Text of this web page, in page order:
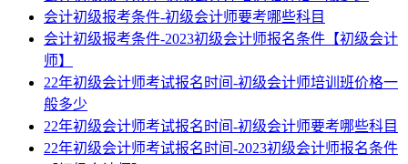
会计初级报考条件-初级会计师要考哪些科目
会计初级报考条件-2023初级会计师报名条件【初级会计
师】
22年初级会计师考试报名时间-初级会计师培训班价格一
般多少
22年初级会计师考试报名时间-初级会计师要考哪些科目
22年初级会计师考试报名时间-2023初级会计师报名条件